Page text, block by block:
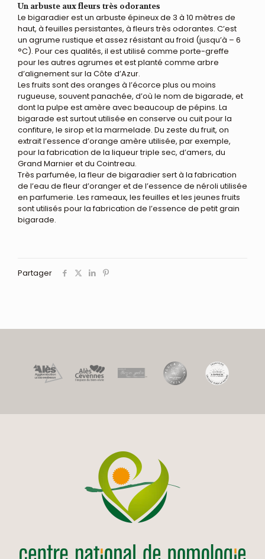
Un arbuste aux fleurs très odorantes
Le bigaradier est un arbuste épineux de 3 à 10 mètres de
haut, à feuilles persistantes, à fleurs très odorantes. C’est
un agrume rustique et assez résistant au froid (jusqu’à – 6
°C). Pour ces qualités, il est utilisé comme porte-greffe
pour les autres agrumes et est planté comme arbre
d’alignement sur la Côte d’Azur.
Les fruits sont des oranges à l’écorce plus ou moins
rugueuse, souvent panachée, d’où le nom de bigarade, et
dont la pulpe est amère avec beaucoup de pépins. La
bigarade est surtout utilisée en conserve ou cuit pour la
confiture, le sirop et la marmelade. Du zeste du fruit, on
extrait l’essence d’orange amère utilisée, par exemple,
pour la fabrication de la liqueur triple sec, d’amers, du
Grand Marnier et du Cointreau.
Très parfumée, la fleur de bigaradier sert à la fabrication
de l’eau de fleur d’oranger et de l’essence de néroli utilisée
en parfumerie. Les rameaux, les feuilles et les jeunes fruits
sont utilisés pour la fabrication de l’essence de petit grain
bigarade.
Partager